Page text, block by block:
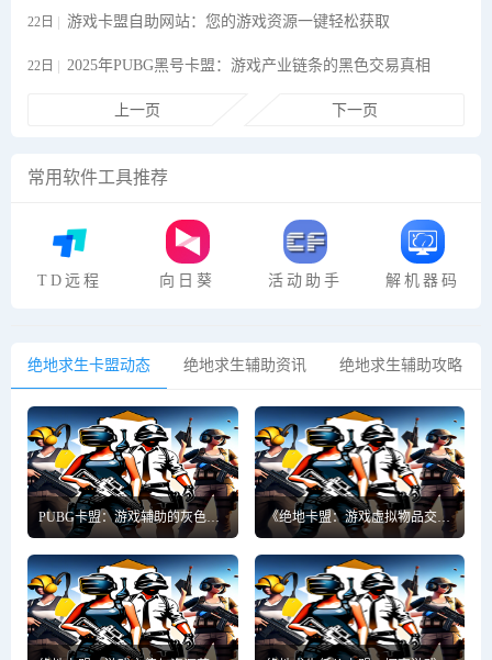
22日 游戏卡盟自助网站：您的游戏资源一键轻松获取
22日 2025年PUBG黑号卡盟：游戏产业链条的黑色交易真相
上一页 下一页
常用软件工具推荐
TD远程 向日葵 活动助手 解机器码
绝地求生卡盟动态 绝地求生辅助资讯 绝地求生辅助攻略
PUBG卡盟：游戏辅助的灰色地带与合法游戏之道 《绝地卡盟：游戏虚拟物品交易的多元世界》